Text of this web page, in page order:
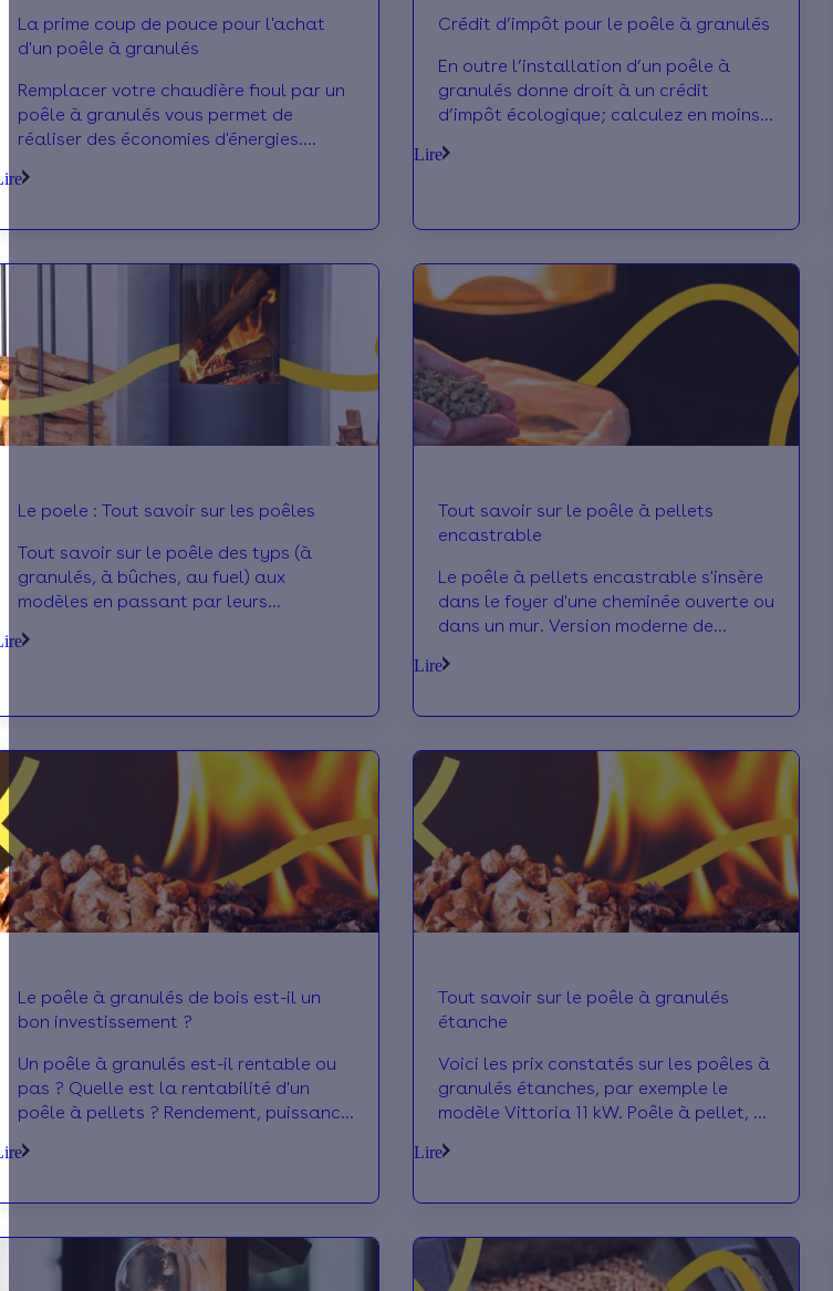
La prime coup de pouce pour l'achat
d'un poêle à granulés
Remplacer votre chaudière fioul par un
poêle à granulés vous permet de
réaliser des économies d'énergies.
coup de pouce.
Crédit d’impôt pour le poêle à granulés
En outre l’installation d’un poêle à
granulés donne droit à un crédit
d’impôt écologique; calculez en moins
un poêle à g
Lire
Le poele : Tout savoir sur les poêles
Tout savoir sur le poêle des typs (à
granulés, à bûches, au fuel) aux
modèles en passant par leurs
subventions disponibles pou
Tout savoir sur le poêle à pellets
encastrable
Le poêle à pellets encastrable s'insère
dans le foyer d'une cheminée ouverte ou
dans un mur. Version moderne de
options.
Lire
Le poêle à granulés de bois est-il un
bon investissement ?
Un poêle à granulés est-il rentable ou
pas ? Quelle est la rentabilité d'un
poêle à pellets ? Rendement, puissance
Tout savoir sur le poêle à granulés
étanche
Voici les prix constatés sur les poêles à
granulés étanches, par exemple le
modèle Vittoria 11 kW. Poêle à pellet, à
tout.
Lire